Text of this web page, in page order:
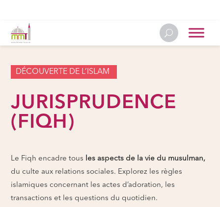
DÉCOUVERTE DE L’ISLAM
JURISPRUDENCE
(FIQH)
Le Fiqh encadre tous
les aspects de la vie du musulman,
du culte aux relations sociales. Explorez les règles
islamiques concernant les actes d’adoration, les
transactions et les questions du quotidien.